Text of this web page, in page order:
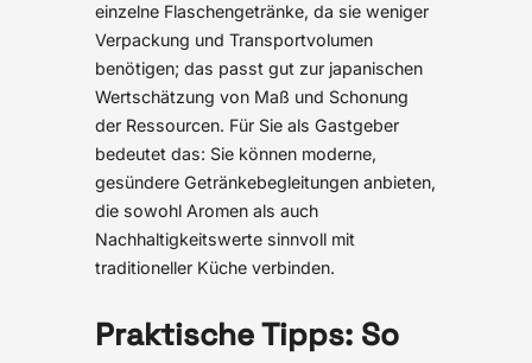
einzelne Flaschengetränke, da sie weniger
Verpackung und Transportvolumen
benötigen; das passt gut zur japanischen
Wertschätzung von Maß und Schonung
der Ressourcen. Für Sie als Gastgeber
bedeutet das: Sie können moderne,
gesündere Getränkebegleitungen anbieten,
die sowohl Aromen als auch
Nachhaltigkeitswerte sinnvoll mit
traditioneller Küche verbinden.
Praktische Tipps: So